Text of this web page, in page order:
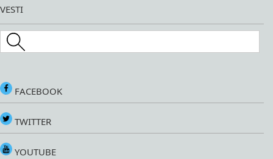
VESTI
Search this site
FACEBOOK
TWITTER
YOUTUBE